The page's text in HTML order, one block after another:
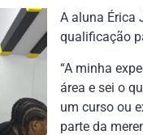
A aluna Érica
qualificação
“A minha
área e sei o
um curso ou
parte da